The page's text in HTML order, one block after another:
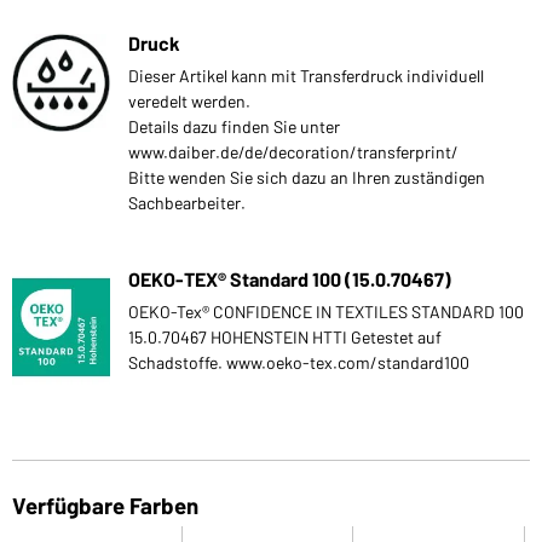
Druck
Dieser Artikel kann mit Transferdruck individuell
veredelt werden.
Details dazu finden Sie unter
www.daiber.de/de/decoration/transferprint/
Bitte wenden Sie sich dazu an Ihren zuständigen
Sachbearbeiter.
OEKO-TEX® Standard 100 (15.0.70467)
OEKO-Tex® CONFIDENCE IN TEXTILES STANDARD 100
15.0.70467 HOHENSTEIN HTTI Getestet auf
Schadstoffe. www.oeko-tex.com/standard100
Verfügbare Farben